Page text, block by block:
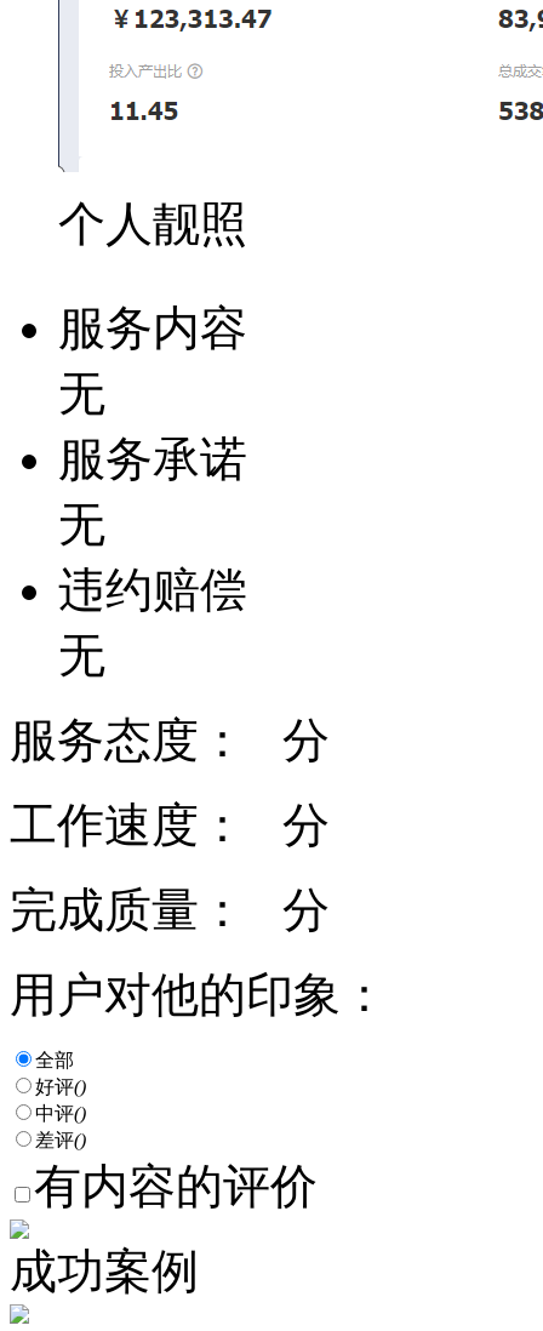
个人靓照
服务内容
无
服务承诺
无
违约赔偿
无
服务态度：
分
工作速度：
分
完成质量：
分
用户对他的印象：
全部
好评()
中评()
差评()
有内容的评价
成功案例